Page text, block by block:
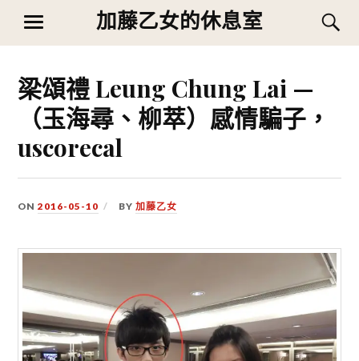
content
加藤乙女的休息室
MENU
梁頌禮 Leung Chung Lai —
（玉海尋、柳萃）感情騙子，
uscorecal
ON2016-05-10 BY加藤乙女